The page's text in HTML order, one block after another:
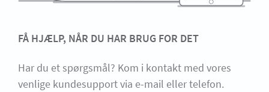
FÅ HJÆLP, NÅR DU HAR BRUG FOR DET
Har du et spørgsmål? Kom i kontakt med vores
venlige kundesupport via e-mail eller telefon.